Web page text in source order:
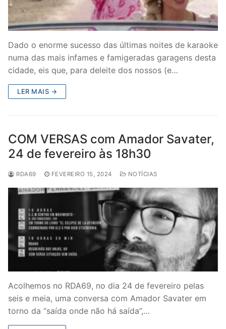
Dado o enorme sucesso das últimas noites de karaoke
numa das mais infames e famigeradas garagens desta
cidade, eis que, para deleite dos nossos (e…
LER MAIS →
COM VERSAS com Amador Savater,
24 de fevereiro às 18h30
RDA69 FEVEREIRO 15, 2024 NOTÍCIAS
Acolhemos no RDA69, no dia 24 de fevereiro pelas
seis e meia, uma conversa com Amador Savater em
torno da “saída onde não há saída”,…